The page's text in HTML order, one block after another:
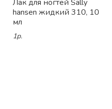
Лак для ногтей Sally
hansen жидкий 310, 10
мл
1р.